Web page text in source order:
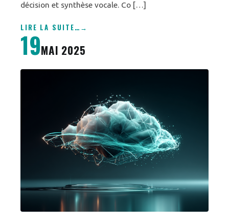
décision et synthèse vocale. Co […]
LIRE LA SUITE…
19MAI 2025